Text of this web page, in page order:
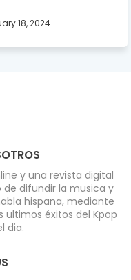
18, 2024
y una revista digital
difundir la musica y
hispana, mediante
ultimos éxitos del Kpop
dia.